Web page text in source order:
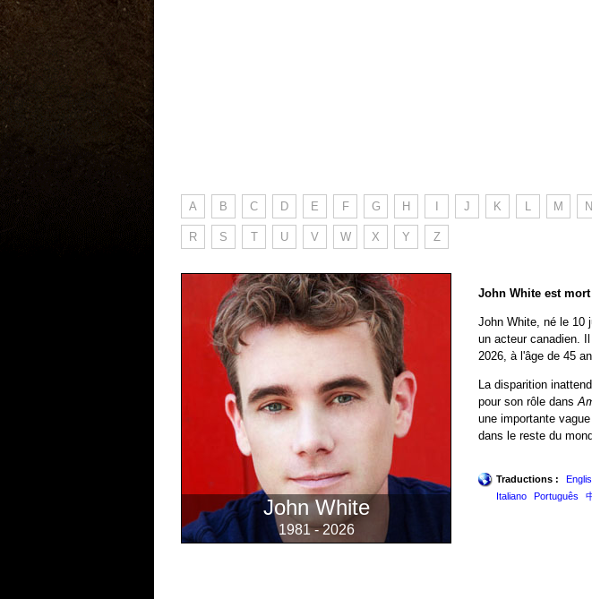
A B C D E F G H J K L M N
R S T U V W X Y Z
John White
1981 - 2026
John White est mort
John White, né le 10
un acteur canadien.
2026, à l'âge de 45
La disparition
pour son rôle dans
une importante
dans le reste du
Traductions :
Italiano
Português